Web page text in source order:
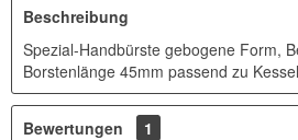
Beschreibung
Spezial-Handbürste gebogene Form,
Borstenlänge 45mm passend zu
Bewertungen
1